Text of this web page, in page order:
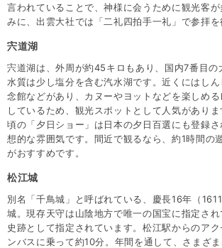
言われていることで、神様に会うために観光客
みに、出雲大社では「二礼四拍手一礼」で参拝を
宍道湖
宍道湖は、外周が約45キロもあり、国内7番目の
水質は少し塩分を含む汽水湖です。近くにはし
念館などがあり、カヌーやヨットなどを楽しめ
しているため、観光スポットとして人気があり
頃の「夕日ショー」は日本の夕日百選にも登録
想的な雰囲気です。間近で観るなら、約1時間の
がおすすめです。
松江城
別名「千鳥城」と呼ばれている、慶長16年（
城。現存天守は山陰地方で唯一の国宝に指定さ
史跡として指定されています。松江駅からのア
ンバスに乗って約10分。年間を通して、さまざ